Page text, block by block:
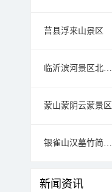
莒县浮来山景区
临沂滨河景区北湖心岛
蒙山蒙阴云蒙景区
银雀山汉墓竹简博物馆
新闻资讯